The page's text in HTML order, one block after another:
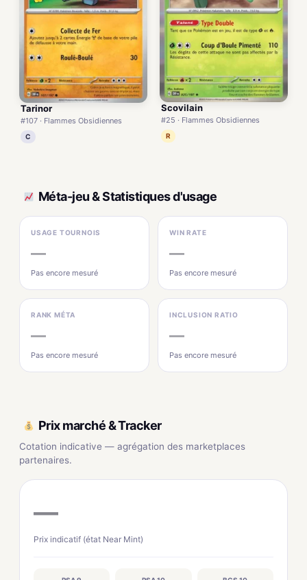
Tarinor
#107 · Flammes Obsidiennes
C
Scovilain
#25 · Flammes Obsidiennes
R
Méta-jeu & Statistiques d'usage
USAGE TOURNOIS
—
Pas encore mesuré
WIN RATE
—
Pas encore mesuré
RANK MÉTA
—
Pas encore mesuré
INCLUSION RATIO
—
Pas encore mesuré
Prix marché & Tracker
Cotation indicative — agrégation des marketplaces
partenaires.
—
Prix indicatif (état Near Mint)